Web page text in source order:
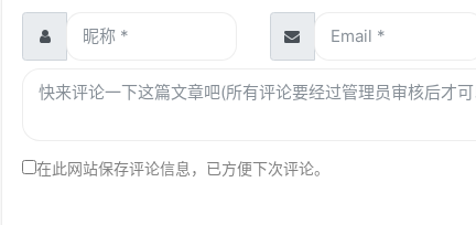
在此网站保存评论信息，已方便下次评论。